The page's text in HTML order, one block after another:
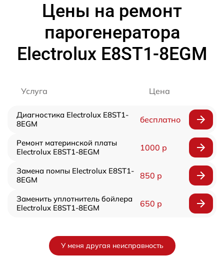
Цены на ремонт
парогенератора
Electrolux E8ST1-8EGM
Услуга Цена
Диагностика Electrolux E8ST1-
8EGM
бесплатно
Ремонт материнской платы
Electrolux E8ST1-8EGM
1000 р
Замена помпы Electrolux E8ST1-
8EGM
850 р
Заменить уплотнитель бойлера
Electrolux E8ST1-8EGM
650 р
У меня другая неисправность